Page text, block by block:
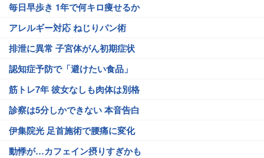
毎日早歩き 1年で何キロ痩せるか
アレルギー対応 ねじりパン術
排泄に異常 子宮体がん初期症状
認知症予防で「避けたい食品」
筋トレ7年 彼女なしも肉体は別格
診察は5分しかできない 本音告白
伊集院光 足首施術で腰痛に変化
動悸が…カフェイン摂りすぎかも